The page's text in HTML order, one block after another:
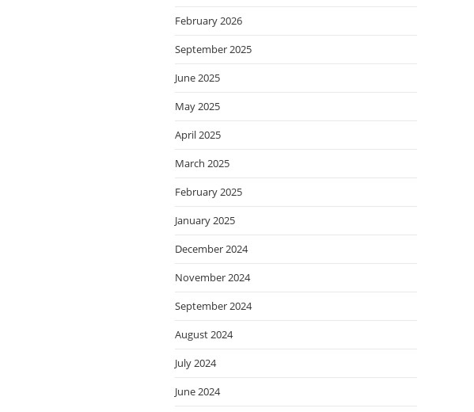
February 2026
September 2025
June 2025
May 2025
April 2025
March 2025
February 2025
January 2025
December 2024
November 2024
September 2024
August 2024
July 2024
June 2024